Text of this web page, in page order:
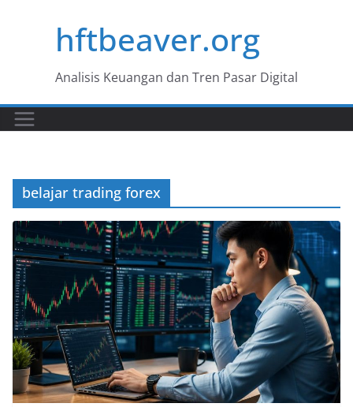
hftbeaver.org
Analisis Keuangan dan Tren Pasar Digital
belajar trading forex